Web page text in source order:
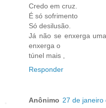
Credo em cruz.
É só sofrimento
Só desilusão.
Já não se enxerga
enxerga o
túnel mais ,
Responder
Anônimo 27 de janeiro